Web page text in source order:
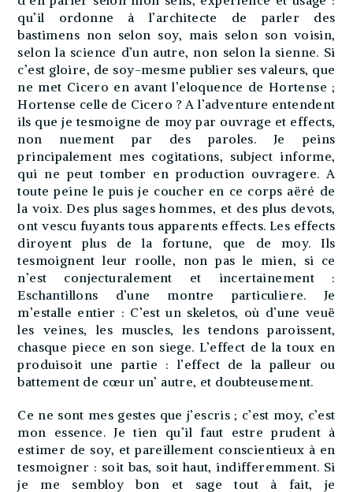
qu’il ordonne à l’architecte de parler des
bastimens non selon soy, mais selon son voisin,
selon la science d’un autre, non selon la sienne. Si
c’est gloire, de soy-mesme publier ses valeurs, que
ne met Cicero en avant l’eloquence de Hortense ;
Hortense celle de Cicero ? A l’adventure entendent
ils que je tesmoigne de moy par ouvrage et effects,
non nuement par des paroles. Je peins
principalement mes cogitations, subject informe,
qui ne peut tomber en production ouvragere. A
toute peine le puis je coucher en ce corps aëré de
la voix. Des plus sages hommes, et des plus devots,
ont vescu fuyants tous apparents effects. Les effects
diroyent plus de la fortune, que de moy. Ils
tesmoignent leur roolle, non pas le mien, si ce
n’est conjecturalement et incertainement :
Eschantillons d’une montre particuliere. Je
m’estalle entier : C’est un skeletos, où d’une veuë
les veines, les muscles, les tendons paroissent,
chasque piece en son siege. L’effect de la toux en
produisoit une partie : l’effect de la palleur ou
battement de cœur un’ autre, et doubteusement.
Ce ne sont mes gestes que j’escris ; c’est moy, c’est
mon essence. Je tien qu’il faut estre prudent à
estimer de soy, et pareillement conscientieux à en
tesmoigner : soit bas, soit haut, indifferemment. Si
je me sembloy bon et sage tout à fait, je